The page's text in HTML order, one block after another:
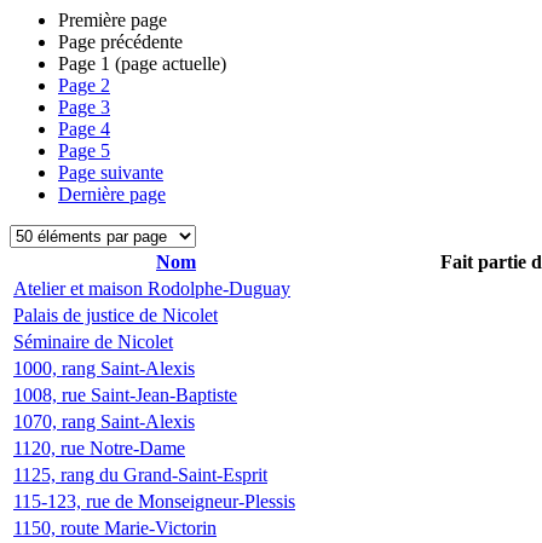
Première page
Page précédente
Page 1 (page actuelle)
Page 2
Page 3
Page 4
Page 5
Page suivante
Dernière page
Nom
Fait partie
Atelier et maison Rodolphe-Duguay
Palais de justice de Nicolet
Séminaire de Nicolet
1000, rang Saint-Alexis
1008, rue Saint-Jean-Baptiste
1070, rang Saint-Alexis
1120, rue Notre-Dame
1125, rang du Grand-Saint-Esprit
115-123, rue de Monseigneur-Plessis
1150, route Marie-Victorin